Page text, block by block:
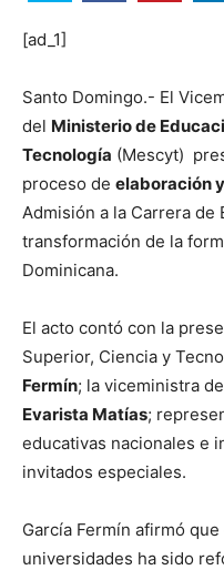
[ad_1]
Santo Domingo.- El
del Ministerio de
Tecnología (Mescyt)
proceso de elaboración
Admisión a la Carrera de
transformación de la
Dominicana.
El acto contó con la
Superior, Ciencia y
Fermín; la viceministra
Evarista Matías;
educativas nacionales e
invitados especiales.
García Fermín afirmó que
universidades ha sido